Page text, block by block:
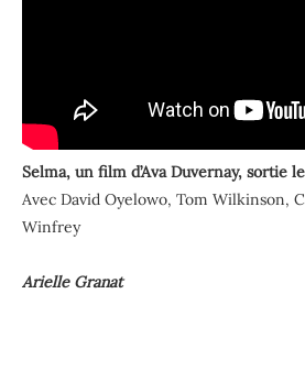
Selma, un film d’Ava Duvernay, sortie le
Avec David Oyelowo, Tom Wilkinson,
Winfrey
Arielle Granat